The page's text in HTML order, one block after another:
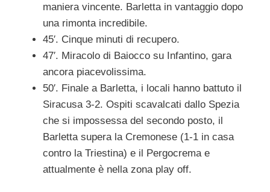
maniera vincente. Barletta in vantaggio dopo
una rimonta incredibile.
45′. Cinque minuti di recupero.
47′. Miracolo di Baiocco su Infantino, gara
ancora piacevolissima.
50′. Finale a Barletta, i locali hanno battuto il
Siracusa 3-2. Ospiti scavalcati dallo Spezia
che si impossessa del secondo posto, il
Barletta supera la Cremonese (1-1 in casa
contro la Triestina) e il Pergocrema e
attualmente è nella zona play off.